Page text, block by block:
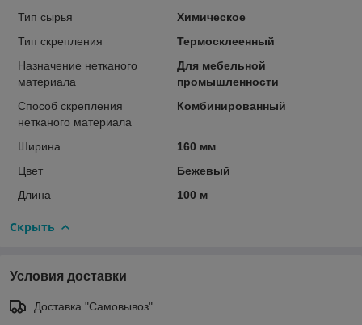
Тип сырья
Химическое
Тип скрепления
Термосклеенный
Назначение нетканого
материала
Для мебельной
промышленности
Способ скрепления
нетканого материала
Комбинированный
Ширина
160 мм
Цвет
Бежевый
Длина
100 м
Скрыть
Условия доставки
Доставка "Самовывоз"